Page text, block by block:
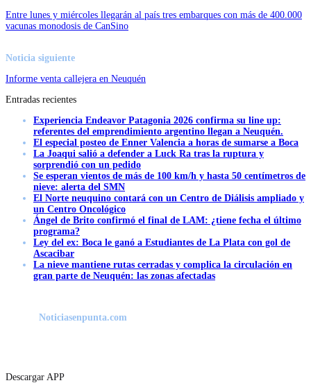
Entre lunes y miércoles llegarán al país tres embarques con más de 400.000
vacunas monodosis de CanSino
Noticia siguiente
Informe venta callejera en Neuquén
Entradas recientes
Experiencia Endeavor Patagonia 2026 confirma su line up:
referentes del emprendimiento argentino llegan a Neuquén.
El especial posteo de Enner Valencia a horas de sumarse a Boca
La Joaqui salió a defender a Luck Ra tras la ruptura y
sorprendió con un pedido
Se esperan vientos de más de 100 km/h y hasta 50 centímetros de
nieve: alerta del SMN
El Norte neuquino contará con un Centro de Diálisis ampliado y
un Centro Oncológico
Ángel de Brito confirmó el final de LAM: ¿tiene fecha el último
programa?
Ley del ex: Boca le ganó a Estudiantes de La Plata con gol de
Ascacibar
La nieve mantiene rutas cerradas y complica la circulación en
gran parte de Neuquén: las zonas afectadas
Noticiasenpunta.com
Descargar APP